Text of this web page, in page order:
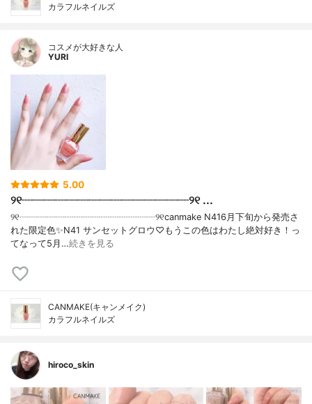
カラフルネイルズ
コスメが大好きな人
YURI
5.00
୨୧┈┈┈┈┈┈┈┈┈┈┈┈┈┈┈୨୧ ...
୨୧┈┈┈┈┈┈┈┈┈┈┈┈┈┈┈୨୧canmake N416月下旬から発売さ
れた限定色✨N41 サンセットグロウ♡もうこの色はわたし絶対好き！っ
てなって5月…続きを見る
CANMAKE(キャンメイク)
カラフルネイルズ
hiroco_skin